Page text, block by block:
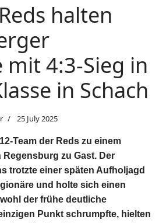
halten
mit 4:3-Sieg in
in Schach
25 July 2025
Team der Reds zu einem
zu Gast. Der
trotzte einer späten Aufholjagd
und holte sich einen
der frühe deutliche
Punkt schrumpfte, hielten